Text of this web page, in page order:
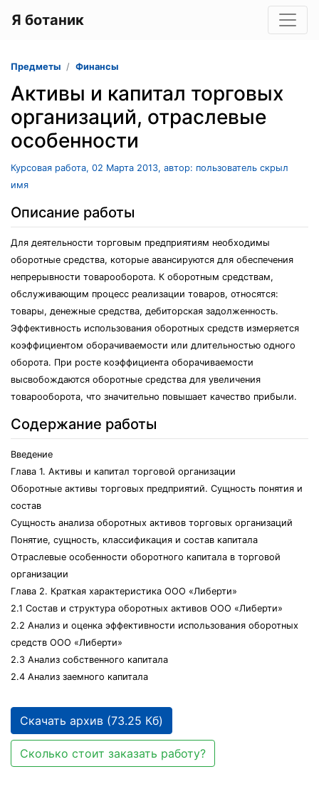
Я ботаник
Предметы Финансы
Активы и капитал торговых
организаций, отраслевые
особенности
Курсовая работа, 02 Марта 2013, автор: пользователь скрыл
имя
Описание работы
Для деятельности торговым предприятиям необходимы
оборотные средства, которые авансируются для обеспечения
непрерывности товарооборота. К оборотным средствам,
обслуживающим процесс реализации товаров, относятся:
товары, денежные средства, дебиторская задолженность.
Эффективность использования оборотных средств измеряется
коэффициентом оборачиваемости или длительностью одного
оборота. При росте коэффициента оборачиваемости
высвобождаются оборотные средства для увеличения
товарооборота, что значительно повышает качество прибыли.
Содержание работы
Введение
Глава 1. Активы и капитал торговой организации
Оборотные активы торговых предприятий. Сущность понятия и
состав
Сущность анализа оборотных активов торговых организаций
Понятие, сущность, классификация и состав капитала
Отраслевые особенности оборотного капитала в торговой
организации
Глава 2. Краткая характеристика ООО «Либерти»
2.1 Состав и структура оборотных активов ООО «Либерти»
2.2 Анализ и оценка эффективности использования оборотных
средств ООО «Либерти»
2.3 Анализ собственного капитала
2.4 Анализ заемного капитала
Скачать архив (73.25 Кб)
Сколько стоит заказать работу?